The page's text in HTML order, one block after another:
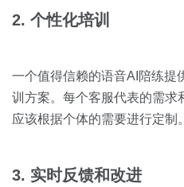
2. 个性化培训
一个值得信赖的语音AI陪练提
训方案。每个客服代表的需求
应该根据个体的需要进行定制。
3. 实时反馈和改进